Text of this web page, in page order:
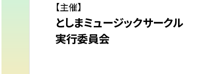
【主催】
としまミュージックサークル
実行委員会